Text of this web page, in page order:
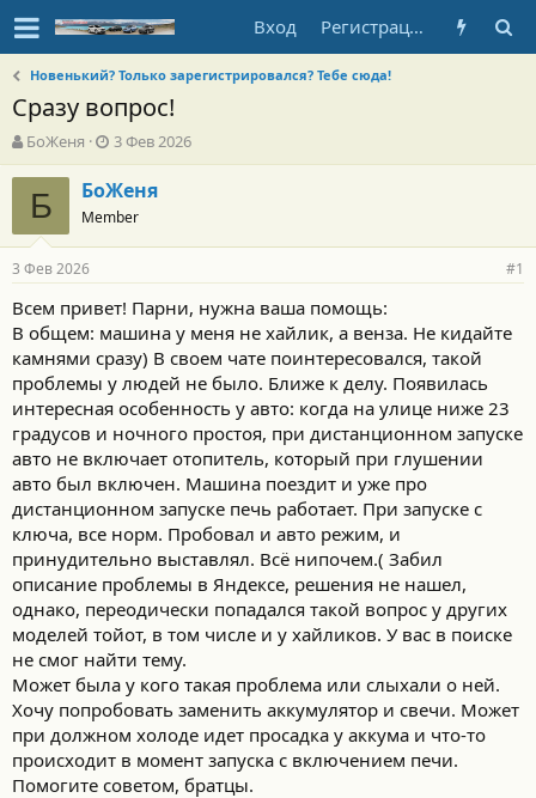
Вход Регистрация
Новенький? Только зарегистрировался? Тебе сюда!
Сразу вопрос!
А
в
т
т
е
м
ы
БоЖеня
Д
а
т
а
н
а
а
л
а
3 Фев 2026
Б БоЖеня
Member
3 Фев 2026 #1
Всем привет! Парни, нужна ваша помощь:
В общем: машина у меня не хайлик, а венза. Не кидайте
камнями сразу) В своем чате поинтересовался, такой
проблемы у людей не было. Ближе к делу. Появилась
интересная особенность у авто: когда на улице ниже 23
градусов и ночного простоя, при дистанционном запуске
авто не включает отопитель, который при глушении
авто был включен. Машина поездит и уже про
дистанционном запуске печь работает. При запуске с
ключа, все норм. Пробовал и авто режим, и
принудительно выставлял. Всё нипочем.( Забил
описание проблемы в Яндексе, решения не нашел,
однако, переодически попадался такой вопрос у других
моделей тойот, в том числе и у хайликов. У вас в поиске
не смог найти тему.
Может была у кого такая проблема или слыхали о ней.
Хочу попробовать заменить аккумулятор и свечи. Может
при должном холоде идет просадка у аккума и что-то
происходит в момент запуска с включением печи.
Помогите советом, братцы.